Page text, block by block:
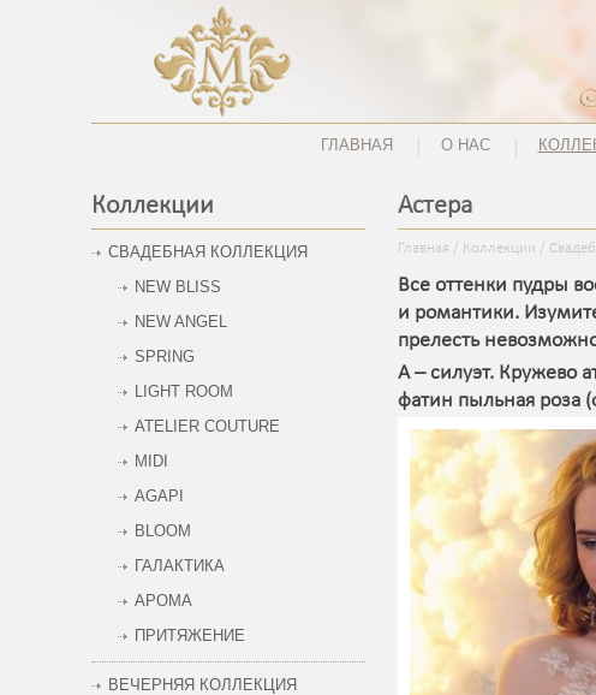
ГЛАВНАЯ О НАС
Астера
Главная / Коллекции /
Все оттенки пудры
и романтики.
прелесть
А – силуэт. Кружево
фатин пыльная роза
Коллекции
СВАДЕБНАЯ КОЛЛЕКЦИЯ
NEW BLISS
NEW ANGEL
SPRING
LIGHT ROOM
ATELIER COUTURE
MIDI
AGAPI
BLOOM
ГАЛАКТИКА
АРОМА
ПРИТЯЖЕНИЕ
ВЕЧЕРНЯЯ КОЛЛЕКЦИЯ